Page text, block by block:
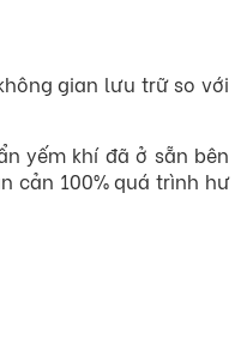
gian lưu trữ so với
yếm khí đã ở sẵn bên
cản 100% quá trình hư